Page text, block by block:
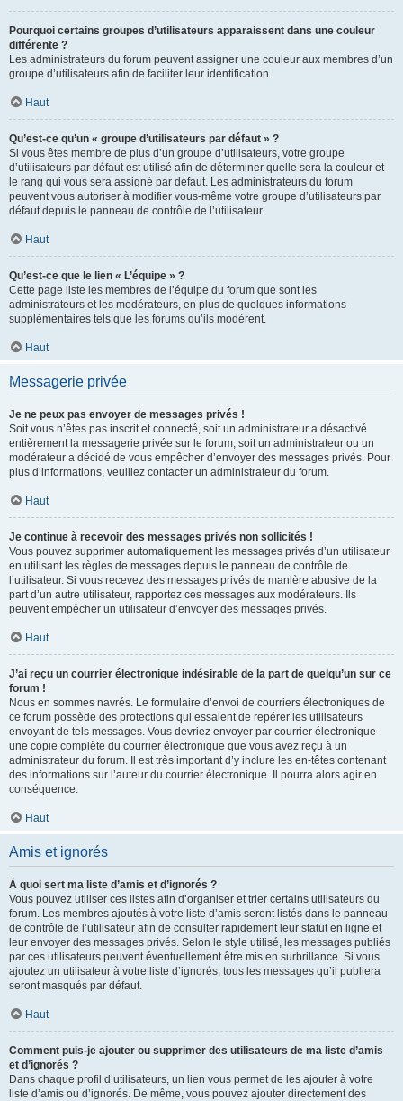
Pourquoi certains groupes d’utilisateurs apparaissent dans une couleur
différente ?
Les administrateurs du forum peuvent assigner une couleur aux membres d’un
groupe d’utilisateurs afin de faciliter leur identification.
Haut
Qu’est-ce qu’un « groupe d’utilisateurs par défaut » ?
Si vous êtes membre de plus d’un groupe d’utilisateurs, votre groupe
d’utilisateurs par défaut est utilisé afin de déterminer quelle sera la couleur et
le rang qui vous sera assigné par défaut. Les administrateurs du forum
peuvent vous autoriser à modifier vous-même votre groupe d’utilisateurs par
défaut depuis le panneau de contrôle de l’utilisateur.
Haut
Qu’est-ce que le lien « L’équipe » ?
Cette page liste les membres de l’équipe du forum que sont les
administrateurs et les modérateurs, en plus de quelques informations
supplémentaires tels que les forums qu’ils modèrent.
Haut
Messagerie privée
Je ne peux pas envoyer de messages privés !
Soit vous n’êtes pas inscrit et connecté, soit un administrateur a désactivé
entièrement la messagerie privée sur le forum, soit un administrateur ou un
modérateur a décidé de vous empêcher d’envoyer des messages privés. Pour
plus d’informations, veuillez contacter un administrateur du forum.
Haut
Je continue à recevoir des messages privés non sollicités !
Vous pouvez supprimer automatiquement les messages privés d’un utilisateur
en utilisant les règles de messages depuis le panneau de contrôle de
l’utilisateur. Si vous recevez des messages privés de manière abusive de la
part d’un autre utilisateur, rapportez ces messages aux modérateurs. Ils
peuvent empêcher un utilisateur d’envoyer des messages privés.
Haut
J’ai reçu un courrier électronique indésirable de la part de quelqu’un sur ce
forum !
Nous en sommes navrés. Le formulaire d’envoi de courriers électroniques de
ce forum possède des protections qui essaient de repérer les utilisateurs
envoyant de tels messages. Vous devriez envoyer par courrier électronique
une copie complète du courrier électronique que vous avez reçu à un
administrateur du forum. Il est très important d’y inclure les en-têtes contenant
des informations sur l’auteur du courrier électronique. Il pourra alors agir en
conséquence.
Haut
Amis et ignorés
À quoi sert ma liste d’amis et d’ignorés ?
Vous pouvez utiliser ces listes afin d’organiser et trier certains utilisateurs du
forum. Les membres ajoutés à votre liste d’amis seront listés dans le panneau
de contrôle de l’utilisateur afin de consulter rapidement leur statut en ligne et
leur envoyer des messages privés. Selon le style utilisé, les messages publiés
par ces utilisateurs peuvent éventuellement être mis en surbrillance. Si vous
ajoutez un utilisateur à votre liste d’ignorés, tous les messages qu’il publiera
seront masqués par défaut.
Haut
Comment puis-je ajouter ou supprimer des utilisateurs de ma liste d’amis
et d’ignorés ?
Dans chaque profil d’utilisateurs, un lien vous permet de les ajouter à votre
liste d’amis ou d’ignorés. De même, vous pouvez ajouter directement des